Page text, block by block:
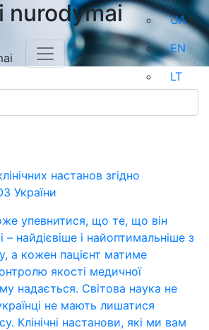
UA
EN
LT
nurodymai
настанов згідно
України
упевнитися, що те, що він
– найдієвіше і найоптимальніше з
а кожен пацієнт матиме
якості медичної
надається. Світова наука не
не мають лишатися
Клінічні настанови, які ми вам